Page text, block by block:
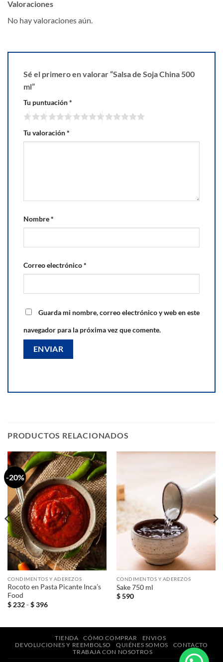
Valoraciones
No hay valoraciones aún.
Sé el primero en valorar “Salsa de Soja China 500
ml”
Tu puntuación*
Tu valoración*
Nombre*
Correo electrónico*
Guarda mi nombre, correo electrónico y web en este
navegador para la próxima vez que comente.
PRODUCTOS RELACIONADOS
-20%
CONDIMENTOS Y ADEREZOS
Rocoto en Pasta Picante Inca’s
Food
$232 - $396Rango
hasta
$ 396
CONDIMENTOS Y ADEREZOS
Sake 750 ml
$590
TIENDA CÓMO COMPRAR
ENVIOS
DEVOLUCIONES Y REEMBOLSO
QUIÉNES SOMOS
CONTACTO
TRABAJA CON NOSOTROS